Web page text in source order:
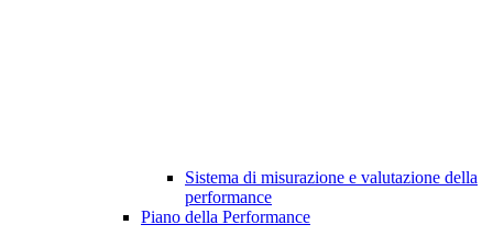
Sistema di misurazione e valutazione della
performance
Piano della Performance